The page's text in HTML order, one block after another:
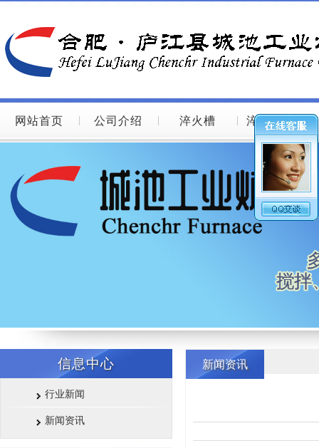
网站首页 公司介绍 淬火槽 淬火槽图片
信息中心
行业新闻
新闻资讯
新闻资讯